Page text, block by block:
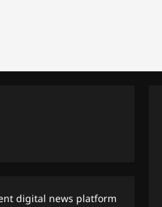
digital news platform